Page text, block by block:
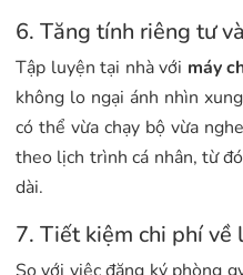
6. Tăng tính riêng tư
Tập luyện tại nhà với máy
không lo ngại ánh nhìn
có thể vừa chạy bộ vừa
theo lịch trình cá nhân, từ
dài.
7. Tiết kiệm chi phí về